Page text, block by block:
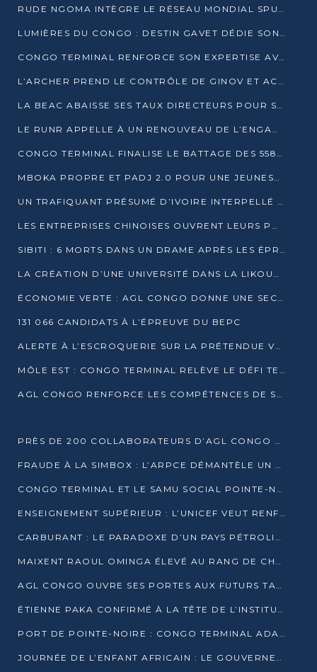
RUDE NGOMA INTÈGRE LE RÉSEAU MONDIAL SPUTNIK PRO APRÈS UNE FORMATION À MOSCOU
LUMIÈRES DU CONGO : DESTIN GAVET DÉDIE SON PRIX À L’UNITÉ NATIONALE ET À LA JEUNESSE
CONGO TERMINAL RENFORCE SON EXPERTISE AVEC NEUF NOUVEAUX FORMATEURS EN ENGINS PORTUAIRES
L’ARCHER PREND LE CONTRÔLE DE GINOV ET ACCÉLÈRE SON VIRAGE NUMÉRIQUE
LA BEAC ABAISSE SES TAUX DIRECTEURS POUR SOUTENIR LA CROISSANCE EN ZONE CEMAC
LE RUNR APPELLE À UN RENOUVEAU DE L’ENGAGEMENT MILITANT
CONGO TERMINAL FINALISE LE BATTAGE DES 558 PIEUX DU FUTUR QUAI DU MÔLE EST
MBOKA PROPRE ET PADJ 2.0 POUR UNE JEUNESSE PLUS AUTONOME
UN TRAFIQUANT PRÉSUMÉ D’IVOIRE INTERPELLÉ À DOLISIE
LES ENTREPRISES CHINOISES OUVRENT LEURS PORTES AUX JEUNES DIPLÔMÉS
SIBITI : 6 MORTS DANS UN DRAME APRÈS LES ÉPREUVES DU BEPC
LA CRÉATION D’UNE UNIVERSITÉ DANS LA LIKOUALA AU CŒUR D’UNE RÉFLEXION NATIONALE
ÉCONOMIE VERTE : AGL CONGO DONNE UNE SECONDE VIE À SES DÉCHETS INDUSTRIELS
131 066 CANDIDATS À L’ÉPREUVE DU BEPC
ALERTE À L’ESCROQUERIE SUR LA PRÉTENDUE VENTE DE PARCELLES AFAT
MÔLE EST : CONGO TERMINAL RELÈVE LE DÉFI TECHNIQUE DES SABLES BITUMINEUX
AGL CONGO RENFORCE LES COMPÉTENCES DE SES ÉQUIPES AVEC LA CERTIFICATION CACES® R483
PRÈS DE 200 COLLABORATEURS D’AGL CONGO EN FORMATION JUSQU’EN JUILLET
FRAUDE À LA SIMBOX : L’ARPCE DÉMANTÈLE UN RÉSEAU UTILISANT DES CARTES SIM OUGANDAISES
CONGO TERMINAL ET LE SAMU SOCIAL POINTE-NOIRE RENOUVELLENT LEUR PARTENARIAT EN FAVEUR DES JEUNES VULNÉRABLES
ENSEIGNEMENT SUPÉRIEUR : L’UNICEF VEUT RENFORCER LA RECHERCHE SUR LES QUESTIONS DE L’ENFANCE
CARBURANT : LE PARADOXE D’UN PAYS PÉTROLIER CONFRONTÉ À DES PÉNURIES RÉCURRENTES
MAIXENT RAOUL OMINGA ÉLEVÉ AU RANG DE CHEVALIER DE L’ORDRE DE L’AMITIÉ ENTRE LA RUSSIE ET LE CONGO
AGL CONGO OUVRE SES PORTES AUX FUTURS TALENTS DE LA LOGISTIQUE
ÉTIENNE PAKA CONFIRMÉ À LA TÊTE DE L’INSTITUT GÉOGRAPHIQUE NATIONAL
PORT DE POINTE-NOIRE : CONGO TERMINAL ADAPTE SON DRAGAGE AUX SABLES BITUMINEUX
JOURNÉE DE L’ENFANT AFRICAIN : LE GOUVERNEMENT RÉAFFIRME SON ENGAGEMENT POUR L’ACCÈS À L’EAU ET À L’ASSAINISSEMENT